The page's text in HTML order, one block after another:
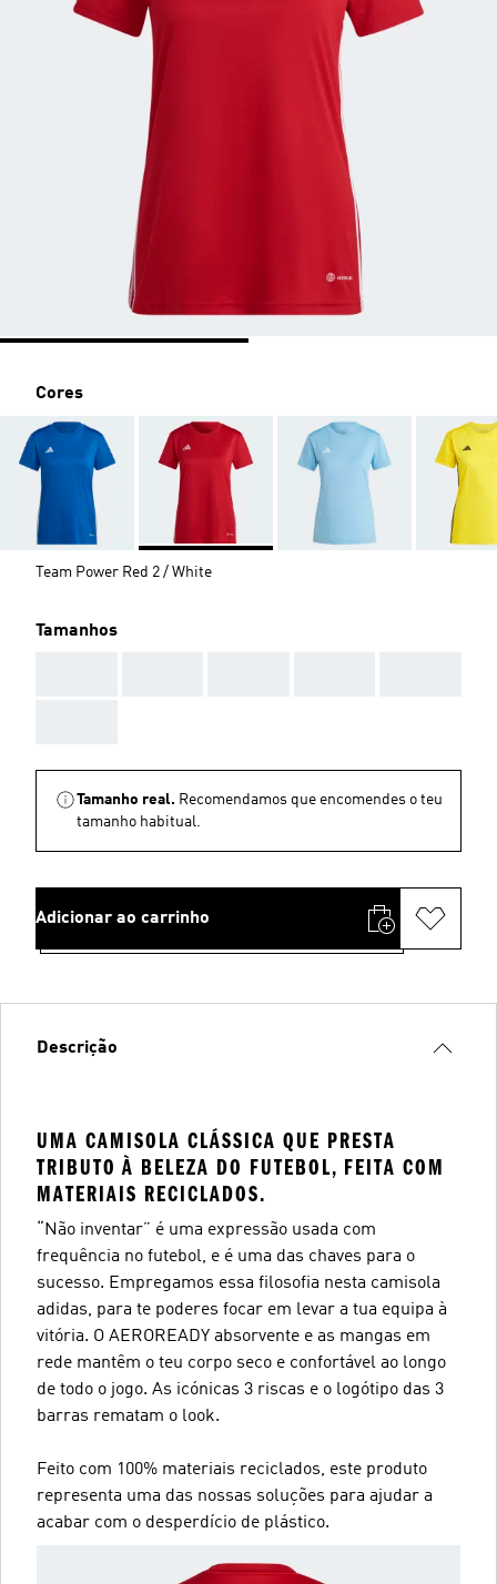
Cores
Team Power Red 2 / White
Tamanhos
Tamanho real. Recomendamos que encomendes o teu
tamanho habitual.
Adicionar ao carrinho
Descrição
UMA CAMISOLA CLÁSSICA QUE PRESTA
TRIBUTO À BELEZA DO FUTEBOL, FEITA COM
MATERIAIS RECICLADOS.
“Não inventar” é uma expressão usada com
frequência no futebol, e é uma das chaves para o
sucesso. Empregamos essa filosofia nesta camisola
adidas, para te poderes focar em levar a tua equipa à
vitória. O AEROREADY absorvente e as mangas em
rede mantêm o teu corpo seco e confortável ao longo
de todo o jogo. As icónicas 3 riscas e o logótipo das 3
barras rematam o look.
Feito com 100% materiais reciclados, este produto
representa uma das nossas soluções para ajudar a
acabar com o desperdício de plástico.